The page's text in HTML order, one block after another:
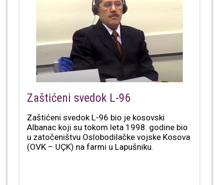
Zaštićeni svedok L-96
Zaštićeni svedok L-96 bio je kosovski
Albanac koji su tokom leta 1998. godine bio
u zatočeništvu Oslobodilačke vojske Kosova
(OVK – UÇK) na farmi u Lapušniku.